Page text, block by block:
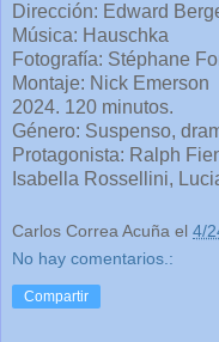
Dirección: Edward
Música: Hauschka
Fotografía: Stéphane
Montaje: Nick Emerson
2024. 120 minutos.
Género: Suspenso,
Protagonista: Ralph
Isabella Rossellini,
Carlos Correa Acuña el 4/
No hay comentarios.:
Compartir